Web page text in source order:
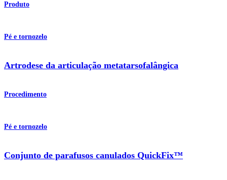
Produto
Pé e tornozelo
Artrodese da articulação metatarsofalângica
Procedimento
Pé e tornozelo
Conjunto de parafusos canulados QuickFix™